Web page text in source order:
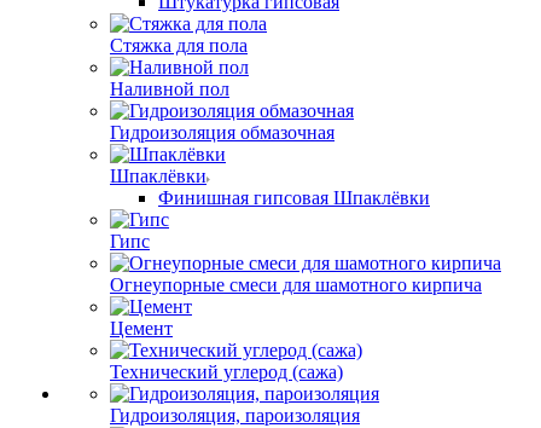
Стяжка для пола
Наливной пол
Гидроизоляция обмазочная
Шпаклёвки
Финишная гипсовая Шпаклёвки
Гипс
Огнеупорные смеси для шамотного кирпича
Цемент
Технический углерод (сажа)
Гидроизоляция, пароизоляция